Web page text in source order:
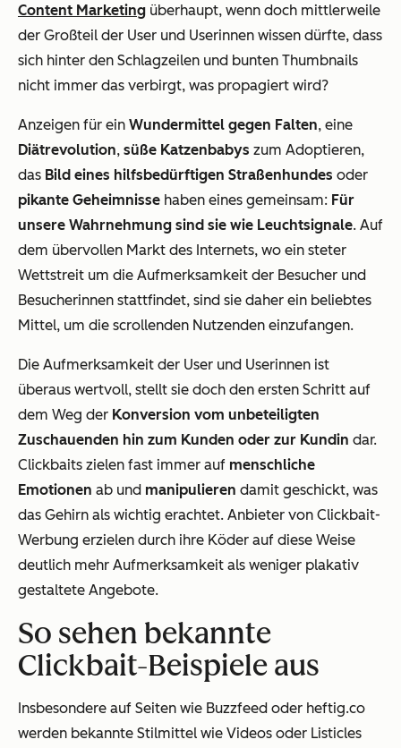
Content Marketing überhaupt, wenn doch mittlerweile
der Großteil der User und Userinnen wissen dürfte, dass
sich hinter den Schlagzeilen und bunten Thumbnails
nicht immer das verbirgt, was propagiert wird?
Anzeigen für ein Wundermittel gegen Falten, eine
Diätrevolution, süße Katzenbabys zum Adoptieren,
das Bild eines hilfsbedürftigen Straßenhundes oder
pikante Geheimnisse haben eines gemeinsam: Für
unsere Wahrnehmung sind sie wie Leuchtsignale. Auf
dem übervollen Markt des Internets, wo ein steter
Wettstreit um die Aufmerksamkeit der Besucher und
Besucherinnen stattfindet, sind sie daher ein beliebtes
Mittel, um die scrollenden Nutzenden einzufangen.
Die Aufmerksamkeit der User und Userinnen ist
überaus wertvoll, stellt sie doch den ersten Schritt auf
dem Weg der Konversion vom unbeteiligten
Zuschauenden hin zum Kunden oder zur Kundin dar.
Clickbaits zielen fast immer auf menschliche
Emotionen ab und manipulieren damit geschickt, was
das Gehirn als wichtig erachtet. Anbieter von Clickbait-
Werbung erzielen durch ihre Köder auf diese Weise
deutlich mehr Aufmerksamkeit als weniger plakativ
gestaltete Angebote.
So sehen bekannte
Clickbait-Beispiele aus
Insbesondere auf Seiten wie Buzzfeed oder heftig.co
werden bekannte Stilmittel wie Videos oder Listicles